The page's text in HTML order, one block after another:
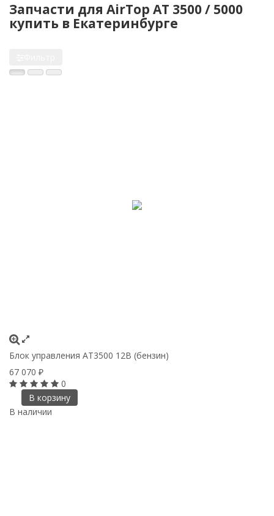
Запчасти для AirTop AT 3500 / 5000
купить в Екатеринбурге
Блок управления АТ3500 12В (бензин)
67 070 ₽
0
В корзину
В наличии